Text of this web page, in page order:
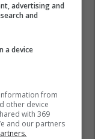
advertising and
and
a device
from
other device
with 369
and our partners